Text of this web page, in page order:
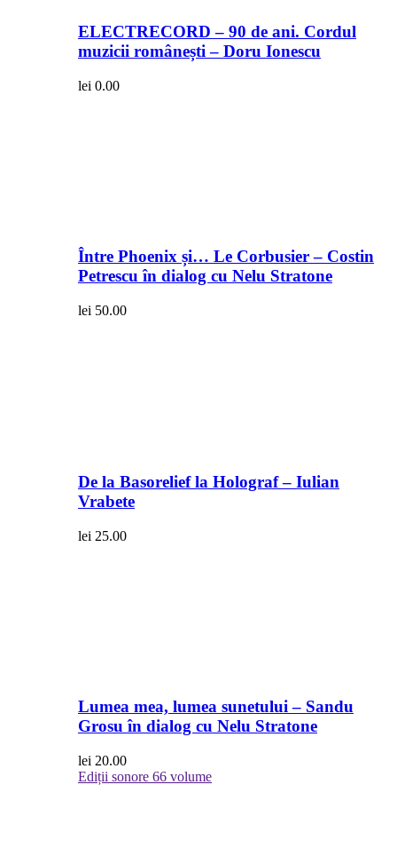
ELECTRECORD – 90 de ani. Cordul
muzicii românești – Doru Ionescu
lei 0.00
Între Phoenix și… Le Corbusier – Costin
Petrescu în dialog cu Nelu Stratone
lei 50.00
De la Basorelief la Holograf – Iulian
Vrabete
lei 25.00
Lumea mea, lumea sunetului – Sandu
Grosu în dialog cu Nelu Stratone
lei 20.00
Ediții sonore 66 volume